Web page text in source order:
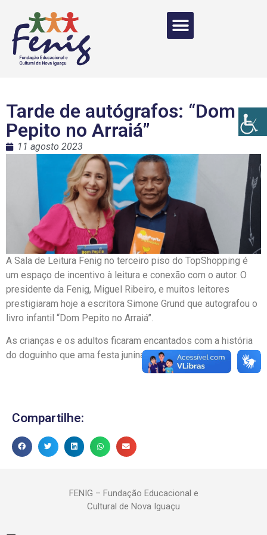
Tarde de autógrafos: “Dom
Pepito no Arraiá”
11 agosto 2023
A Sala de Leitura Fenig no terceiro piso do TopShopping é
um espaço de incentivo à leitura e conexão com o autor. O
presidente da Fenig, Miguel Ribeiro, e muitos leitores
prestigiaram hoje a escritora Simone Grund que autografou o
livro infantil “Dom Pepito no Arraiá”.
As crianças e os adultos ficaram encantados com a história
do doguinho que ama festa junina.
Compartilhe:
FENIG – Fundação Educacional e
Cultural de Nova Iguaçu